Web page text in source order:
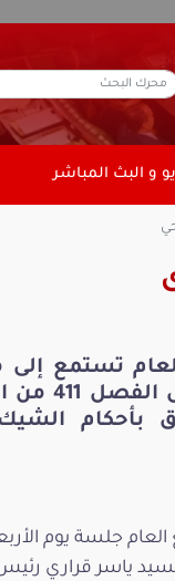
و البث المباشر
تستمع إلى
وزارة العدل حول
بأحكام
السيد ياسر قراري